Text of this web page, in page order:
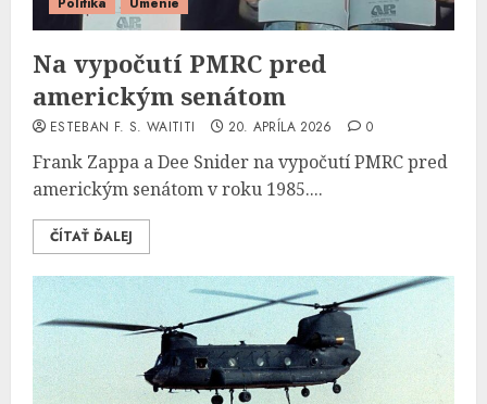
Na vypočutí PMRC pred
americkým senátom
ESTEBAN F. S. WAITITI 20. APRÍLA 2026 0
Frank Zappa a Dee Snider na vypočutí PMRC pred
americkým senátom v roku 1985....
ČÍTAŤ ĎALEJ